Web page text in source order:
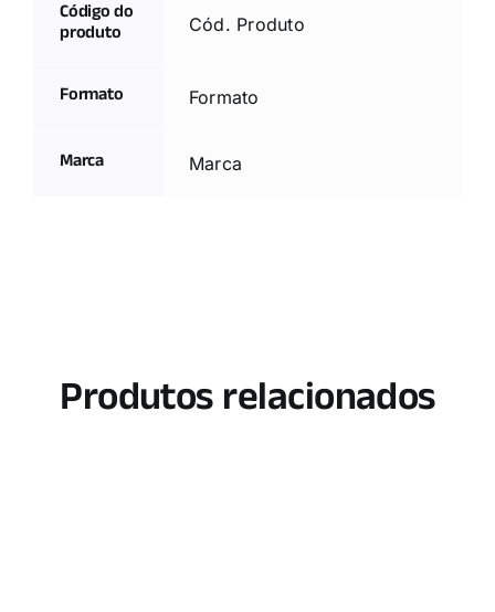
Código do
produto Cód. Produto
Formato Formato
Marca Marca
Produtos relacionados